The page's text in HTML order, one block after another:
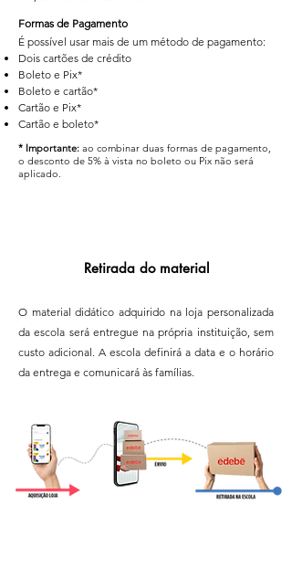
Formas de Pagamento
É possível usar mais de um método de pagamento:
Dois cartões de crédito
Boleto e Pix*
Boleto e cartão*
Cartão e Pix*
Cartão e boleto*
* Importante: ao combinar duas formas de pagamento,
o desconto de 5% à vista no boleto ou Pix não será
aplicado.
Retirada do material
O material didático adquirido na loja personalizada
da escola será entregue na própria instituição, sem
custo adicional. A escola definirá a data e o horário
da entrega e comunicará às famílias.